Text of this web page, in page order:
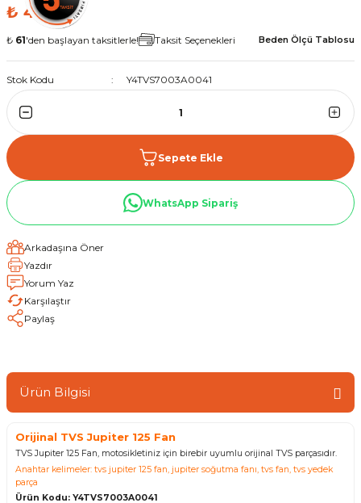
₺ 450,00
₺ 61'den başlayan taksitlerle! Taksit Seçenekleri Beden Ölçü Tablosu
Stok Kodu Y4TVS7003A0041
Sepete Ekle
WhatsApp Sipariş
Arkadaşına Öner
Yazdır
Yorum Yaz
Karşılaştır
Paylaş
Ürün Bilgisi
Orijinal TVS Jupiter 125 Fan
TVS Jupiter 125 Fan, motosikletiniz için birebir uyumlu orijinal TVS parçasıdır.
Anahtar kelimeler: tvs jupiter 125 fan, jupiter soğutma fanı, tvs fan, tvs yedek
parça
Ürün Kodu: Y4TVS7003A0041